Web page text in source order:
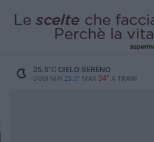
25.5°CCIELO SERENO
OGGI MIN 25.5° MAX 34° A TRANI